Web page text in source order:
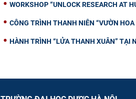
WORKSHOP “UNLOCK RESEARCH AT
CÔNG TRÌNH THANH NIÊN “VƯỜN
HÀNH TRÌNH “LỬA THANH XUÂN” TẠI